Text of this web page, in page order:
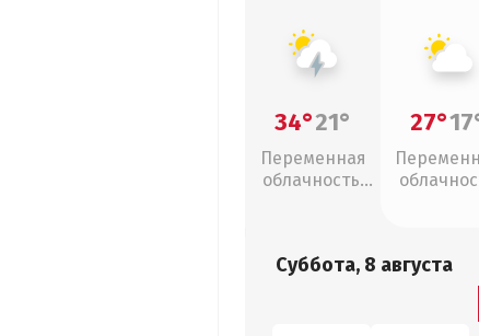
34°21°
Переменная
облачность,
27°
Суббота, 8 августа